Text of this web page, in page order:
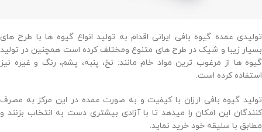
تولیدی عمده گیوه بافی ایرانی اقدام به تولید انواع گیوه ها با طرح های
بسیار زیبا و شیک در طرح های متنوع ومختلف کرده است همچنین در تولید
گیوه ها از مرغوب ترین مواد خام مانند: نخ، پنبه، پشم، رنگ و غیره نیز
استفاده کرده است.
تولید گیوه بافی ارزان با کیفیت و به صورت عمده در این مرکز به مصرف
کنندگان این امکان را میدهد تا با آزادی بیشتری دست به انتخاب بزنند و
مطابق با سلیقه خود خرید نماید.